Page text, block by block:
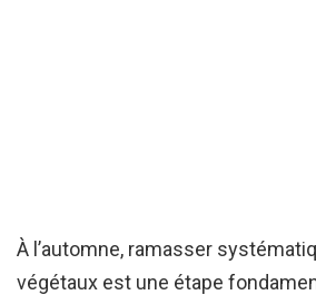
À l’automne, ramasser
végétaux est une étape